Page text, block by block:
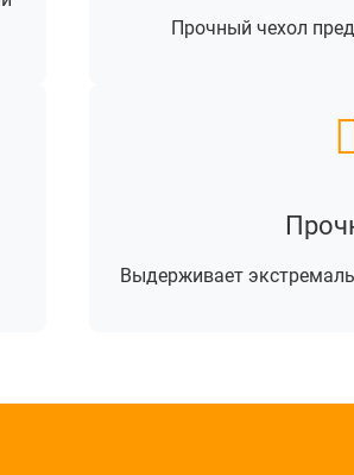
Прочный чехол
Выдерживает